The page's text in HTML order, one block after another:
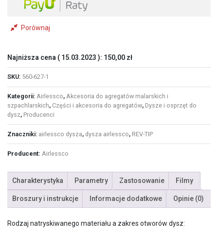
Porównaj
Najniższa cena ( 15.03.2023 ): 150,00 zł
SKU: 560-627-1
Kategorii: Airlessco, Akcesoria do agregatów malarskich i
szpachlarskich, Części i akcesoria do agregatów, Dysze i osprzęt do
dysz, Producenci
Znaczniki: airlessco dysza, dysza airlessco, REV-TIP
Producent: Airlessco
Charakterystyka Parametry Zastosowanie Filmy
Broszury i instrukcje Informacje dodatkowe Opinie (0)
Rodzaj natryskiwanego materiału a zakres otworów dysz: